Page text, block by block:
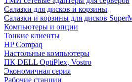
Салазки для дисков и корзины
Салазки и корзины для дисков
Компьютеры и опции
Тонкие клиенты
HP Compaq
Настольные компьютеры
ПК DELL OptiPlex, Vostro
Экономичная серия
Рабочие станции